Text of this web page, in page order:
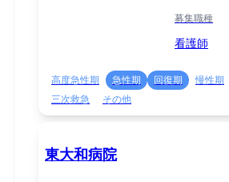
募集職種
看護師
高度急性期 急性期 回復期 慢性期
三次救急
その他
東大和病院